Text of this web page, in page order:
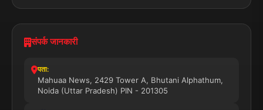
संपर्क जानकारी
पता:
Mahuaa News, 2429 Tower A, Bhutani Alphathum,
Noida (Uttar Pradesh) PIN - 201305